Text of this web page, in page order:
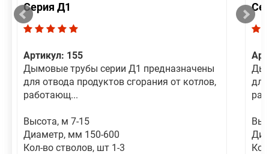
Серия Д1
Артикул: 155
Дымовые трубы серии Д1 предназначены
для отвода продуктов сгорания от котлов,
работающ...
Высота, м 7-15
Диаметр, мм 150-600
Кол-во стволов, шт 1-3